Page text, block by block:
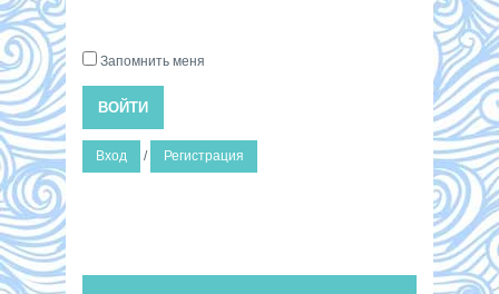
Запомнить меня
ВОЙТИ
Вход / Регистрация